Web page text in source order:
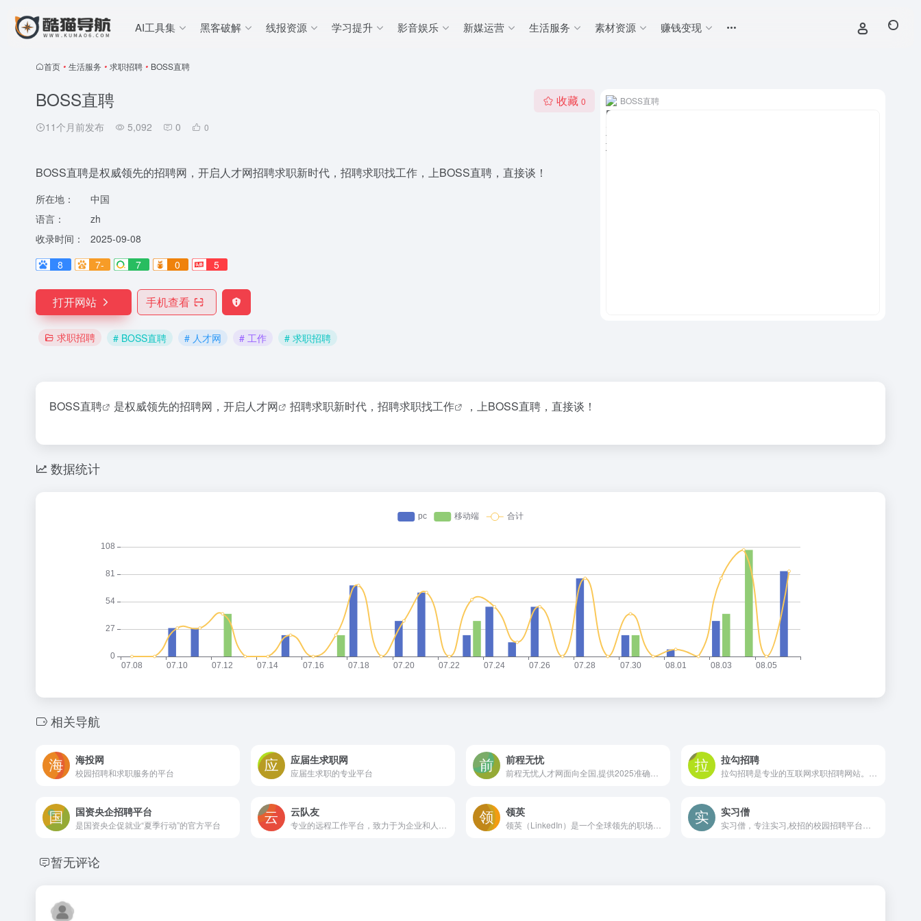
AI工具集 黑客破解 线报资源 学习提升 影音娱乐 新媒运营 生活服务 素材资源 赚钱变现
首页 • 生活服务 • 求职招聘 • BOSS直聘
BOSS直聘
11个月前发布 5,092 0 0
收藏 0
BOSS直聘是权威领先的招聘网，开启人才网招聘求职新时代，招聘求职找工作，上BOSS直聘，直接谈！
所在地：
中国
语言：
zh
收录时间：
2025-09-08
8
7- 7 0 5
打开网站 手机查看
求职招聘 # BOSS直聘 # 人才网 # 工作 # 求职招聘
BOSS直聘
BOSS直聘 是权威领先的招聘网，开启人才网 招聘求职新时代，招聘求职找工作 ，上BOSS直聘，直接谈！
数据统计
相关导航
海投网
校园招聘和求职服务的平台
应届生求职网
应届生求职的专业平台
前程无忧 拉勾招聘
国资央企招聘平台
是国资央企促就业“夏季行动”的官方平台
云队友 领英 实习僧
暂无评论